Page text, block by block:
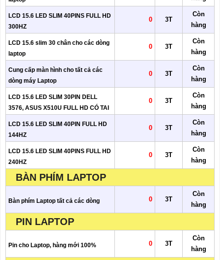
LCD 15.6 LED SLIM 40PINS FULL HD
300HZ
0 3T
Còn
hàng
LCD 15.6 slim 30 chân cho các dòng
laptop
0 3T
Còn
hàng
Cung cấp màn hình cho tất cả các
dòng máy Laptop
0 3T
Còn
hàng
LCD 15.6 LED SLIM 30PIN DELL
3576, ASUS X510U FULL HD CÓ TAI
0 3T
Còn
hàng
LCD 15.6 LED SLIM 40PIN FULL HD
144HZ
0 3T
Còn
hàng
LCD 15.6 LED SLIM 40PINS FULL HD
240HZ
0 3T
Còn
hàng
BÀN PHÍM LAPTOP
Bàn phím Laptop tất cả các dòng 0 3T
Còn
hàng
PIN LAPTOP
Pin cho Laptop, hàng mới 100% 0 3T
Còn
hàng